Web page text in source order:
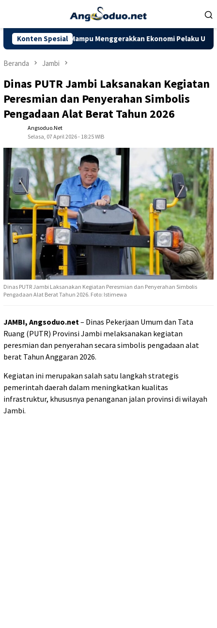
Konten Spesial
Mampu Menggerakkan Ekonomi Pelaku UMKM
Beranda Jambi
Dinas PUTR Jambi Laksanakan Kegiatan
Peresmian dan Penyerahan Simbolis
Pengadaan Alat Berat Tahun 2026
Angsoduo.net
Selasa, 07 April 2026 - 18:25 WIB
Dinas PUTR Jambi Laksanakan Kegiatan Peresmian dan Penyerahan Simbolis
Pengadaan Alat Berat Tahun 2026. Foto: Istimewa
JAMBI, Angsoduo.net – Dinas Pekerjaan Umum dan Tata
Ruang (PUTR) Provinsi Jambi melaksanakan kegiatan
peresmian dan penyerahan secara simbolis pengadaan alat
berat Tahun Anggaran 2026.
Kegiatan ini merupakan salah satu langkah strategis
pemerintah daerah dalam meningkatkan kualitas
infrastruktur, khususnya penanganan jalan provinsi di wilayah
Jambi.